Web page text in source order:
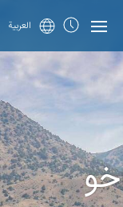
العربية